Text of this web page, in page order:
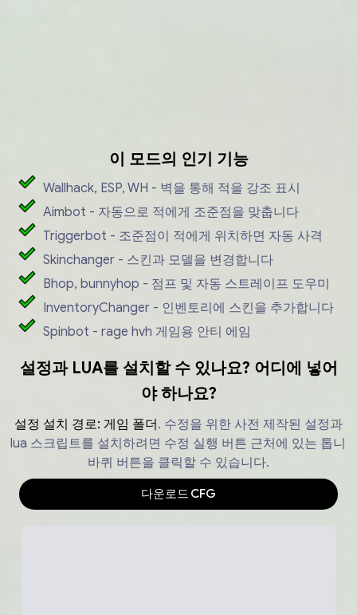
이 모드의 인기 기능
Wallhack, ESP, WH - 벽을 통해 적을 강조 표시
Aimbot - 자동으로 적에게 조준점을 맞춥니다
Triggerbot - 조준점이 적에게 위치하면 자동 사격
Skinchanger - 스킨과 모델을 변경합니다
Bhop, bunnyhop - 점프 및 자동 스트레이프 도우미
InventoryChanger - 인벤토리에 스킨을 추가합니다
Spinbot - rage hvh 게임용 안티 에임
설정과 LUA를 설치할 수 있나요? 어디에 넣어
야 하나요?
설정 설치 경로: 게임 폴더. 수정을 위한 사전 제작된 설정과
lua 스크립트를 설치하려면 수정 실행 버튼 근처에 있는 톱니
바퀴 버튼을 클릭할 수 있습니다.
다운로드 CFG